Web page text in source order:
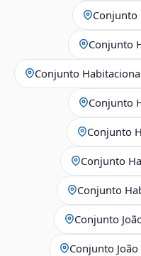
Conjunto
Conjunto
Conjunto
Conjunto
Conjunto
Conjunto
Conjunto
Conjunto
Conjunto